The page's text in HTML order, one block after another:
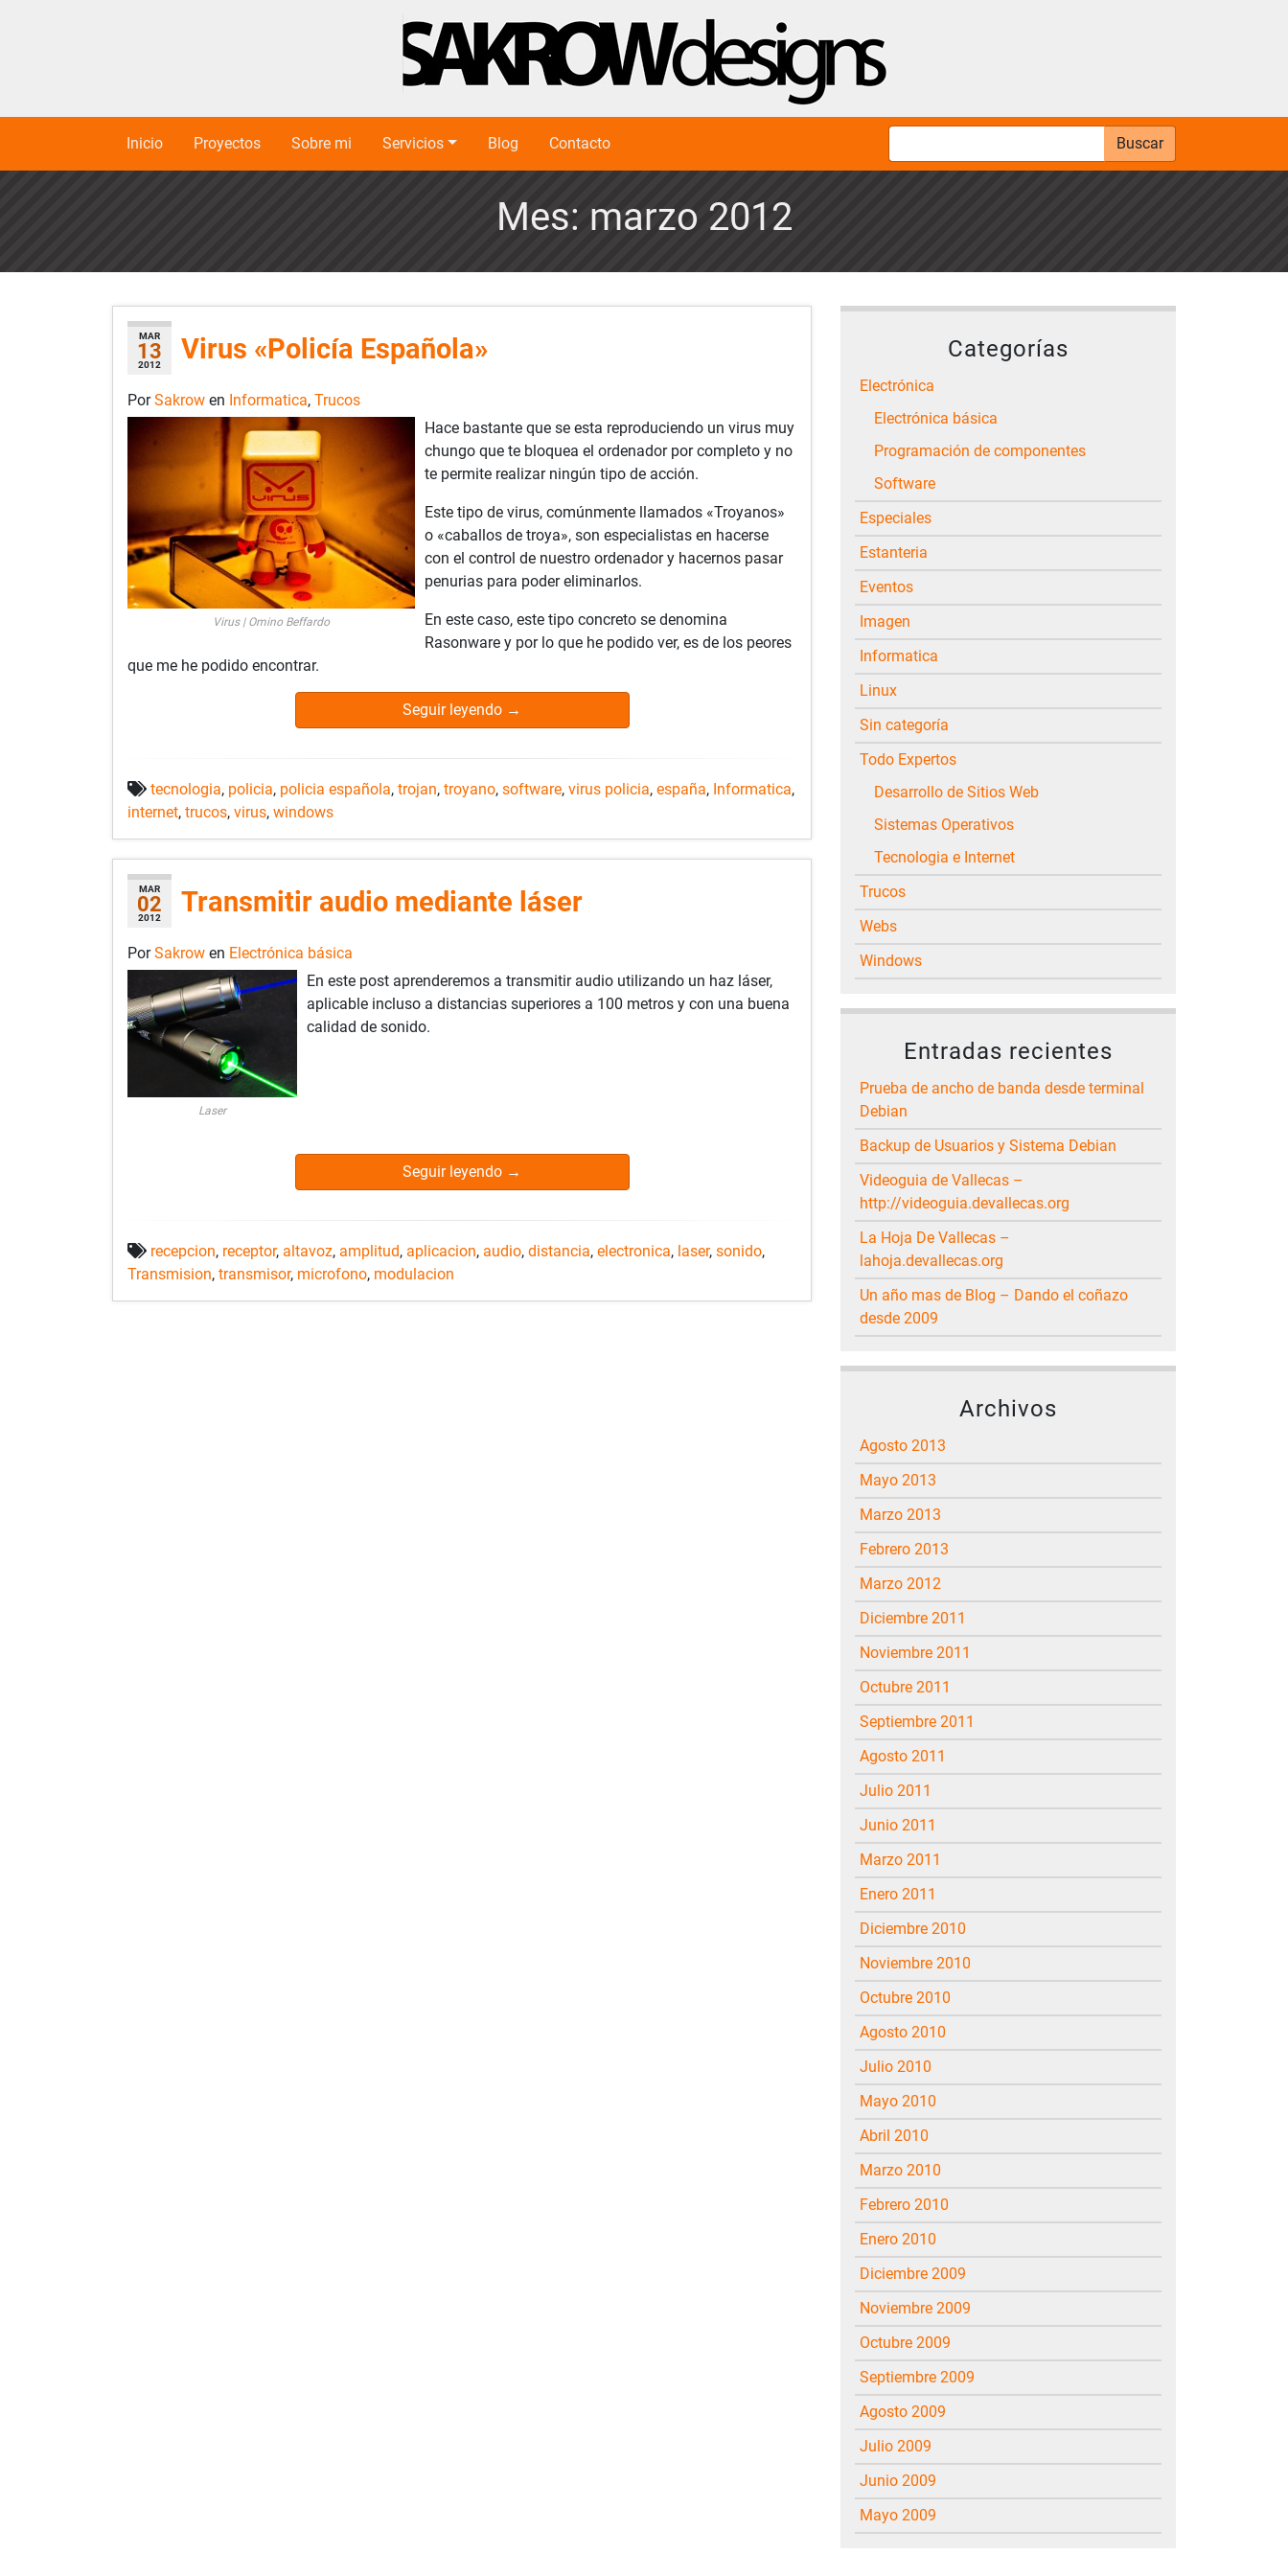
Inicio Proyectos Sobre mi Servicios Blog Contacto Buscar
Mes: marzo 2012
MAR
13
2012 Virus «Policía Española»
PorSakrow en Informatica, Trucos
Virus | Omino Beffardo
Hace bastante que se esta reproduciendo un virus muy
chungo que te bloquea el ordenador por completo y no
te permite realizar ningún tipo de acción.
Este tipo de virus, comúnmente llamados «Troyanos»
o «caballos de troya», son especialistas en hacerse
con el control de nuestro ordenador y hacernos pasar
penurias para poder eliminarlos.
En este caso, este tipo concreto se denomina
Rasonware y por lo que he podido ver, es de los peores
que me he podido encontrar.
Seguir leyendo →
tecnologia, policia, policia española, trojan, troyano, software, virus policia, españa, Informatica,
internet, trucos, virus, windows
MAR
02
2012 Transmitir audio mediante láser
PorSakrow en Electrónica básica
Laser
En este post aprenderemos a transmitir audio utilizando un haz láser,
aplicable incluso a distancias superiores a 100 metros y con una buena
calidad de sonido.
Seguir leyendo →
recepcion, receptor, altavoz, amplitud, aplicacion, audio, distancia, electronica, laser, sonido,
Transmision, transmisor, microfono, modulacion
Categorías
Electrónica
Electrónica básica
Programación de componentes
Software
Especiales
Estanteria
Eventos
Imagen
Informatica
Linux
Sin categoría
Todo Expertos
Desarrollo de Sitios Web
Sistemas Operativos
Tecnologia e Internet
Trucos
Webs
Windows
Entradas recientes
Prueba de ancho de banda desde terminal
Debian
Backup de Usuarios y Sistema Debian
Videoguia de Vallecas –
http://videoguia.devallecas.org
La Hoja De Vallecas –
lahoja.devallecas.org
Un año mas de Blog – Dando el coñazo
desde 2009
Archivos
agosto 2013
mayo 2013
marzo 2013
febrero 2013
marzo 2012
diciembre 2011
noviembre 2011
octubre 2011
septiembre 2011
agosto 2011
julio 2011
junio 2011
marzo 2011
enero 2011
diciembre 2010
noviembre 2010
octubre 2010
agosto 2010
julio 2010
mayo 2010
abril 2010
marzo 2010
febrero 2010
enero 2010
diciembre 2009
noviembre 2009
octubre 2009
septiembre 2009
agosto 2009
julio 2009
junio 2009
mayo 2009